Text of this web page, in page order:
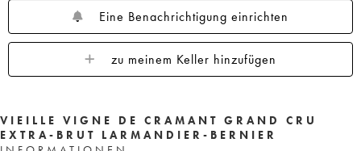
Eine Benachrichtigung einrichten
zu meinem Keller hinzufügen
VIEILLE VIGNE DE CRAMANT GRAND CRU
EXTRA-BRUT LARMANDIER-BERNIER